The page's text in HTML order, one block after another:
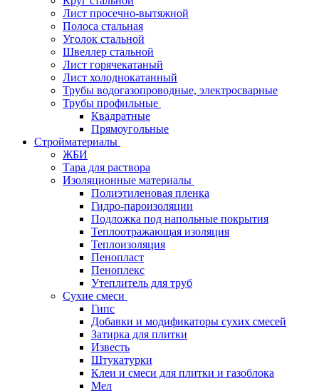
Лист просечно-вытяжной
Полоса стальная
Уголок стальной
Швеллер стальной
Лист горячекатаный
Лист холоднокатанный
Трубы водогазопроводные, электросварные
Трубы профильные
Квадратные
Прямоугольные
Стройматериалы
ЖБИ
Тара для раствора
Изоляционные материалы
Полиэтиленовая пленка
Гидро-пароизоляции
Подложка под напольные покрытия
Теплоотражающая изоляция
Теплоизоляция
Пенопласт
Пеноплекс
Утеплитель для труб
Сухие смеси
Гипс
Добавки и модификаторы сухих смесей
Затирка для плитки
Известь
Штукатурки
Клеи и смеси для плитки и газоблока
Мел